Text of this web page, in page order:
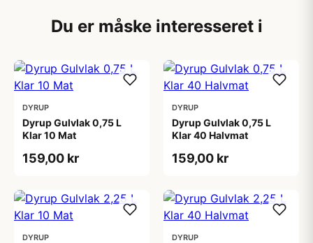
Du er måske interesseret i
DYRUP
Dyrup Gulvlak 0,75 L
Klar 10 Mat
159,00 kr
DYRUP
Dyrup Gulvlak 0,75 L
Klar 40 Halvmat
159,00 kr
DYRUP DYRUP